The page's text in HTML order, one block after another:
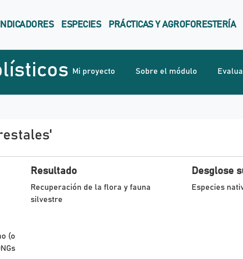
INDICADORES ESPECIES PRÁCTICAS Y AGROFORESTERÍA
Mi proyecto Sobre el módulo
Resultado
Recuperación de la flora y fauna
silvestre
Desglose
Especies
(o